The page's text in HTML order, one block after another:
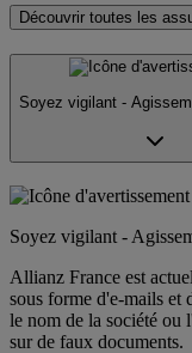
Découvrir toutes les
Soyez vigilant -
Soyez vigilant -
Allianz France est
sous forme d'e-mails et
le nom de la société ou
sur de faux documents.